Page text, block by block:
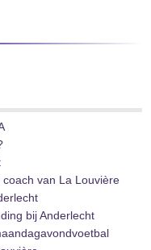
van La Louvière
bij Anderlecht